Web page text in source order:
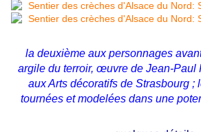
la deuxième aux personnages
argile du terroir, œuvre de Jean-Paul
aux Arts décoratifs de Strasbourg ;
tournées et modelées dans une